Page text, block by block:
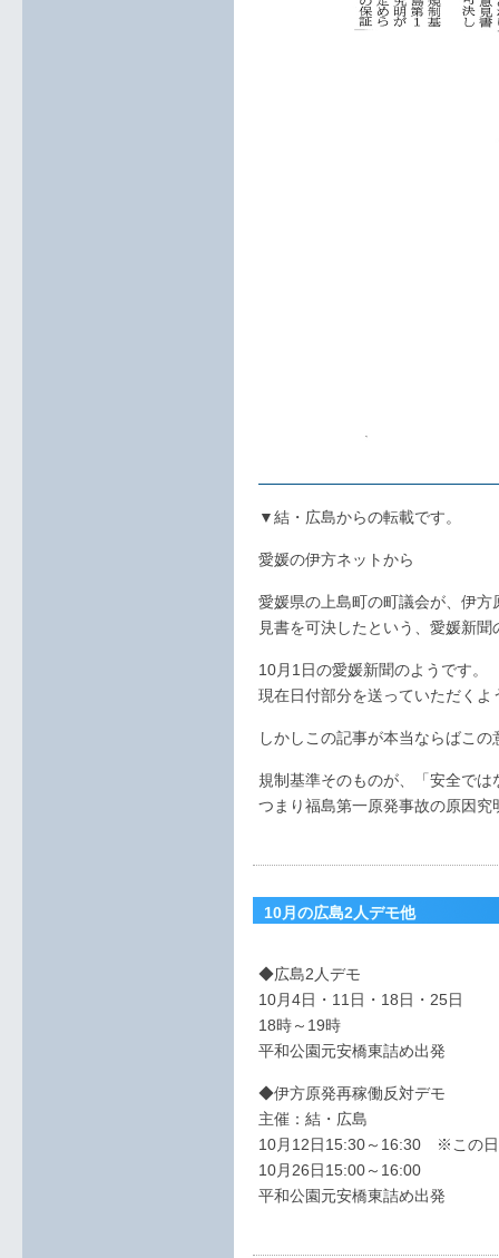
▼結・広島からの転載です。
愛媛の伊方ネットから
愛媛県の上島町の町議会が、伊
見書を可決したという、愛媛新
10月1日の愛媛新聞のようです。
現在日付部分を送っていただくよ
しかしこの記事が本当ならばこ
規制基準そのものが、「安全で
つまり福島第一原発事故の原因究
10月の広島2人デモ他
◆広島2人デモ
10月4日・11日・18日・25日
18時～19時
平和公園元安橋東詰め出発
◆伊方原発再稼働反対デモ
主催：結・広島
10月12日15:30～16:30 ※この日
10月26日15:00～16:00
平和公園元安橋東詰め出発